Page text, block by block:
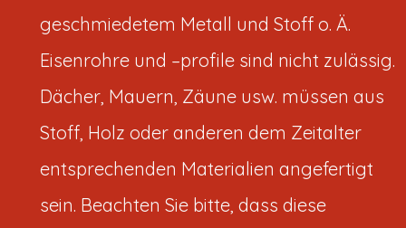
geschmiedetem Metall und Stoff o. Ä.
Eisenrohre und –profile sind nicht zulässig.
Dächer, Mauern, Zäune usw. müssen aus
Stoff, Holz oder anderen dem Zeitalter
entsprechenden Materialien angefertigt
sein. Beachten Sie bitte, dass diese